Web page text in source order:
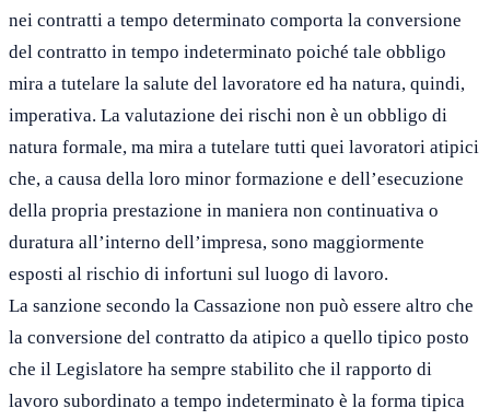
nei contratti a tempo determinato comporta la conversione
del contratto in tempo indeterminato poiché tale obbligo
mira a tutelare la salute del lavoratore ed ha natura, quindi,
imperativa. La valutazione dei rischi non è un obbligo di
natura formale, ma mira a tutelare tutti quei lavoratori atipici
che, a causa della loro minor formazione e dell’esecuzione
della propria prestazione in maniera non continuativa o
duratura all’interno dell’impresa, sono maggiormente
esposti al rischio di infortuni sul luogo di lavoro.
La sanzione secondo la Cassazione non può essere altro che
la conversione del contratto da atipico a quello tipico posto
che il Legislatore ha sempre stabilito che il rapporto di
lavoro subordinato a tempo indeterminato è la forma tipica